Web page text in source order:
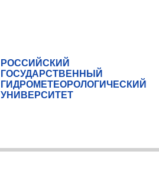
РОССИЙСКИЙ
ГОСУДАРСТВЕННЫЙ
ГИДРОМЕТЕОРОЛОГИЧЕСКИЙ
УНИВЕРСИТЕТ